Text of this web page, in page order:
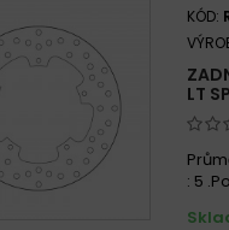
KÓD:
LT
: 5